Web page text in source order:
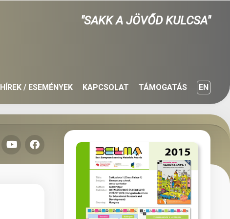
"SAKK A JÖVŐD KULCSA"
HÍREK / ESEMÉNYEK KAPCSOLAT TÁMOGATÁS EN